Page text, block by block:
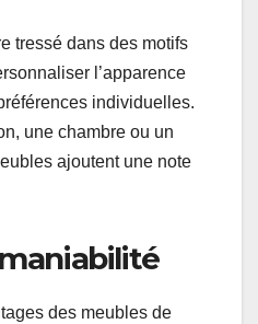
tressé dans des motifs
l’apparence
individuelles.
une chambre ou un
ajoutent une note
des meubles de